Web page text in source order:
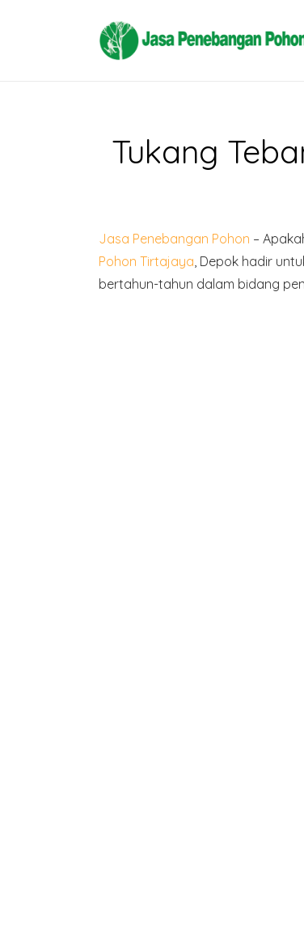
Tukang
Jasa Penebangan Pohon –
Pohon Tirtajaya, Depok hadir
bertahun-tahun dalam bidang